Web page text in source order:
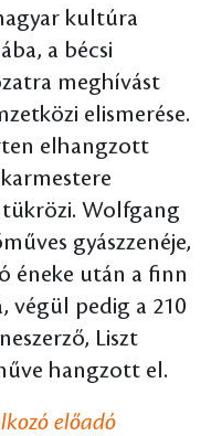
kultúra
a bécsi
meghívást
elismerése.
elhangzott
tükrözi. Wolfgang
gyászzenéje,
éneke után a finn
végül pedig a 210
Liszt
hangzott el.
előadó